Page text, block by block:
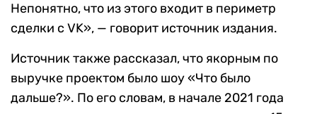
Непонятно, что из этого входит в периметр
сделки с VK», — говорит источник издания.
Источник также рассказал, что якорным по
выручке проектом было шоу «Что было
дальше?». По его словам, в начале 2021 года